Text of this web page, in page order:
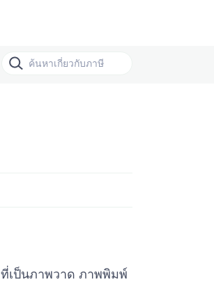
เป็นภาพวาด ภาพพิมพ์